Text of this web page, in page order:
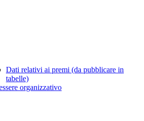
Dati relativi ai premi (da pubblicare in
tabelle)
organizzativo